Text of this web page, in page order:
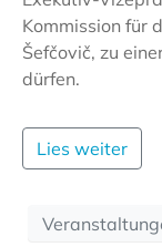
Kommission für
Šefčovič, zu
dürfen.
Lies weiter